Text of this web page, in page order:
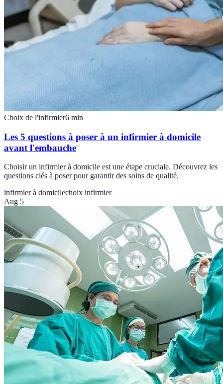
Choix de l'infirmier6 min
Les 5 questions à poser à un infirmier à domicile
avant l'embauche
Choisir un infirmier à domicile est une étape cruciale. Découvrez les
questions clés à poser pour garantir des soins de qualité.
infirmier à domicilechoix infirmier
Aug 5